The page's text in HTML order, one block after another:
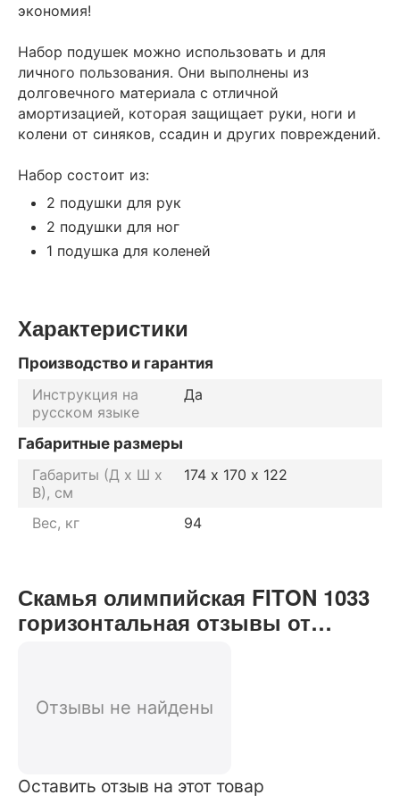
экономия!
Набор подушек можно использовать и для
личного пользования. Они выполнены из
долговечного материала с отличной
амортизацией, которая защищает руки, ноги и
колени от синяков, ссадин и других повреждений.
Набор состоит из:
2 подушки для рук
2 подушки для ног
1 подушка для коленей
Характеристики
Производство и гарантия
Инструкция на
русском языке
Да
Габаритные размеры
Габариты (Д х Ш х
В), см
174 х 170 х 122
Вес, кг 94
Скамья олимпийская FITON 1033
горизонтальная отзывы от
Отзывы не найдены
Оставить отзыв на этот товар